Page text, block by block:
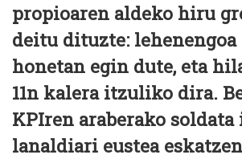
propioaren aldeko hiru
deitu dituzte: lehenengoa
honetan egin dute, eta
11n kalera itzuliko dira.
KPIren araberako soldata
lanaldiari eustea